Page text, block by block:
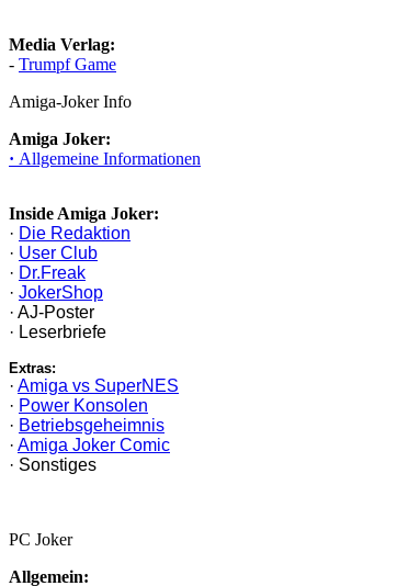
Media Verlag:
- Trumpf Game
Amiga-Joker Info
Amiga Joker:
· Allgemeine Informationen
Inside Amiga Joker:
· Die Redaktion
· User Club
· Dr.Freak
· JokerShop
· AJ-Poster
· Leserbriefe
Extras:
· Amiga vs SuperNES
· Power Konsolen
· Betriebsgeheimnis
· Amiga Joker Comic
· Sonstiges
PC Joker
Allgemein: